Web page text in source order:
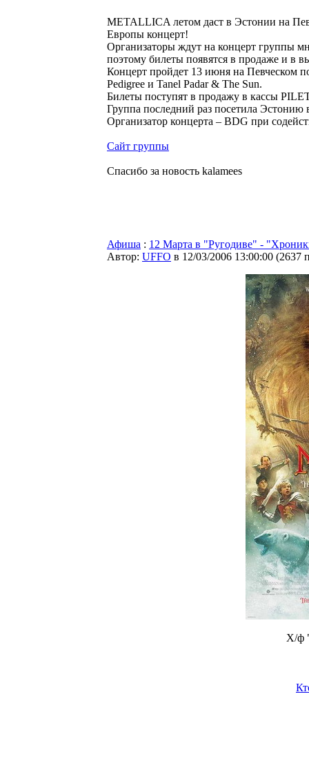
METALLICA летом даст в Эстонии на
Европы концерт!
Организаторы ждут на концерт группы
поэтому билеты появятся в продаже и в
Концерт пройдет 13 июня на Певческом
Pedigree и Tanel Padar & The Sun.
Билеты поступят в продажу в кассы
Группа последний раз посетила Эстонию
Организатор концерта – BDG при
Сайт группы
Спасибо за новость kalamees
Афиша : 12 Марта в "Ругодиве" -
Автор: UFFO в 12/03/2006 13:00:00 (2637
Х/ф